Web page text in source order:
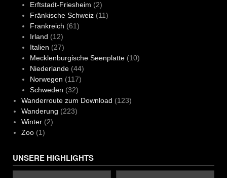
Erftstadt-Friesheim (2)
Fränkische Schweiz(11)
Frankreich (61)
Irland (12)
Italien (27)
Mecklenburgische Seenplatte(10)
Niederlande(44)
Norwegen (117)
Schweden (32)
Wanderroute zum Download (123)
Wanderung (223)
Winter(2)
Zoo(1)
UNSERE HIGHLIGHTS